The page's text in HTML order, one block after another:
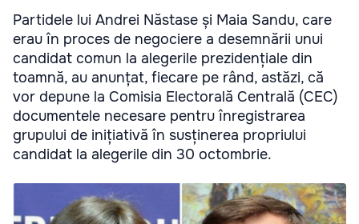
Partidele lui Andrei Năstase și Maia Sandu, care
erau în proces de negociere a desemnării unui
candidat comun la alegerile prezidențiale din
toamnă, au anunțat, fiecare pe rând, astăzi, că
vor depune la Comisia Electorală Centrală (CEC)
documentele necesare pentru înregistrarea
grupului de inițiativă în susținerea propriului
candidat la alegerile din 30 octombrie.